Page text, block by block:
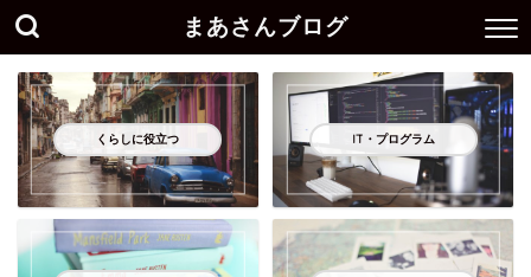
まあさんブログ
くらしに役立つ IT・プログラム